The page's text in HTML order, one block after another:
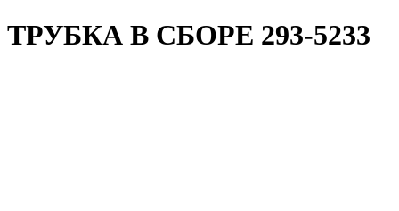
ТРУБКА В СБОРЕ 293-5233